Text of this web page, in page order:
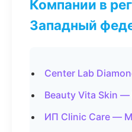
Компании в
Западный
Center Lab
Beauty Vita Skin
ИП Clinic Care —